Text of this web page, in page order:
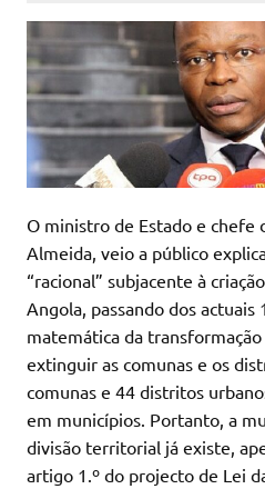
O ministro de Estado e chefe
Almeida, veio a público
“racional” subjacente à
Angola, passando dos actuais
matemática da
extinguir as comunas e os
comunas e 44 distritos
em municípios. Portanto, a
divisão territorial já existe,
artigo 1.º do projecto de Lei